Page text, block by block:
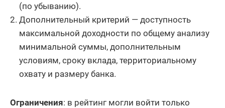
(по убыванию).
Дополнительный критерий — доступность
максимальной доходности по общему анализу
минимальной суммы, дополнительным
условиям, сроку вклада, территориальному
охвату и размеру банка.
Ограничения: в рейтинг могли войти только